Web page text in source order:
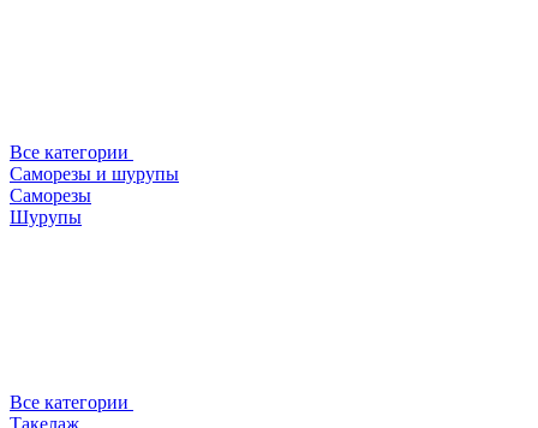
Все категории
Саморезы и шурупы
Саморезы
Шурупы
Все категории
Такелаж